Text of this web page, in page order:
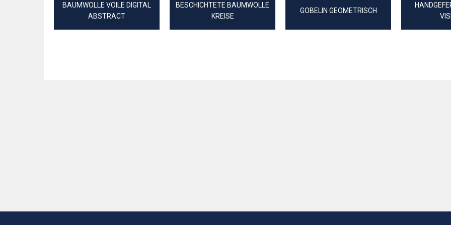
BAUMWOLLE VOILE DIGITAL
ABSTRACT
BESCHICHTETE BAUMWOLLE
KREISE
GOBELIN GEOMETRISCH